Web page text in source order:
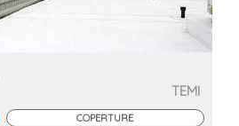
TEMI
COPERTURE